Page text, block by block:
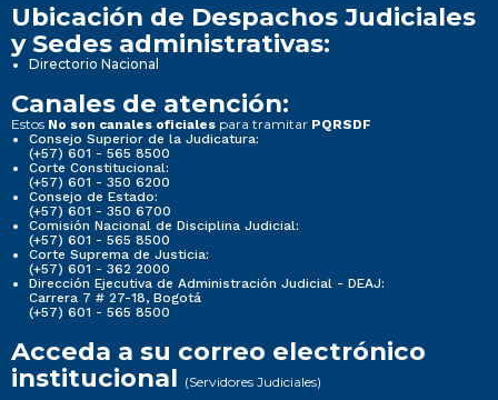
Ubicación de Despachos Judiciales
y Sedes administrativas:
Directorio Nacional
Canales de atención:
Estos No son canales oficiales para tramitar PQRSDF
Consejo Superior de la Judicatura:
(+57) 601 - 565 8500
Corte Constitucional:
(+57) 601 - 350 6200
Consejo de Estado:
(+57) 601 - 350 6700
Comisión Nacional de Disciplina Judicial:
(+57) 601 - 565 8500
Corte Suprema de Justicia:
(+57) 601 - 362 2000
Dirección Ejecutiva de Administración Judicial - DEAJ:
Carrera 7 # 27-18, Bogotá
(+57) 601 - 565 8500
Acceda a su correo electrónico
institucional (Servidores Judiciales)